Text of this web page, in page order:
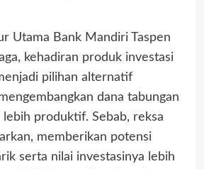
Utama Bank Mandiri Taspen
kehadiran produk investasi
pilihan alternatif
dana tabungan
lebih produktif. Sebab, reksa
memberikan potensi
serta nilai investasinya lebih